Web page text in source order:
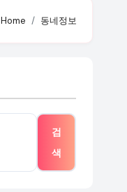
Home 동네정보
검
색